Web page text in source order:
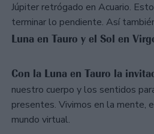
Júpiter retrógado en Acuario.
terminar lo pendiente. Así
Luna en Tauro y el Sol en
Con la Luna en Tauro la
nuestro cuerpo y los sentidos
presentes. Vivimos en la mente,
mundo virtual.